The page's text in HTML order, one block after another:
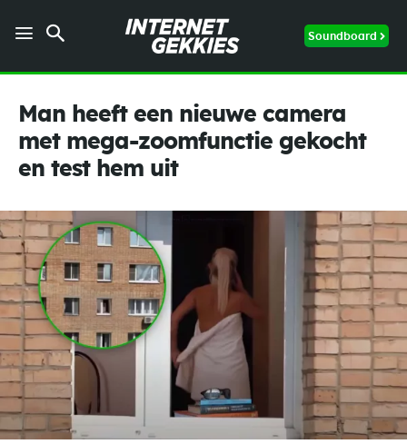
Soundboard
Man heeft een nieuwe camera
met mega-zoomfunctie gekocht
en test hem uit